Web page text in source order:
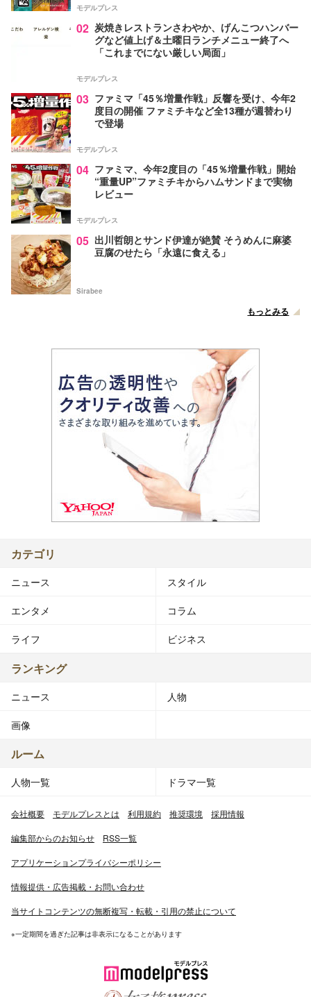
モデルプレス
02 炭焼きレストランさわやか、げんこつハンバー
グなど値上げ＆土曜日ランチメニュー終了へ
「これまでにない厳しい局面」
モデルプレス
03 ファミマ「45％増量作戦」反響を受け、今年2
度目の開催 ファミチキなど全13種が週替わり
で登場
モデルプレス
04 ファミマ、今年2度目の「45％増量作戦」開始
“重量UP”ファミチキからハムサンドまで実物
レビュー
モデルプレス
05 出川哲朗とサンド伊達が絶賛 そうめんに麻婆
豆腐のせたら「永遠に食える」
Sirabee
もっとみる
カテゴリ
ニュース スタイル
エンタメ コラム
ライフ ビジネス
ランキング
ニュース 人物
画像
ルーム
人物一覧 ドラマ一覧
会社概要 モデルプレスとは 利用規約 推奨環境 採用情報
編集部からのお知らせ RSS一覧
アプリケーションプライバシーポリシー
情報提供・広告掲載・お問い合わせ
当サイトコンテンツの無断複写・転載・引用の禁止について
※一定期間を過ぎた記事は非表示になることがあります